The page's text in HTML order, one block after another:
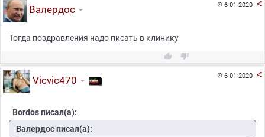
6-01-2020 
Валердос
Тогда поздравления надо писать в клинику
 
6-01-2020 
Vicvic470
Bordos писал(а):
Валердос писал(а):